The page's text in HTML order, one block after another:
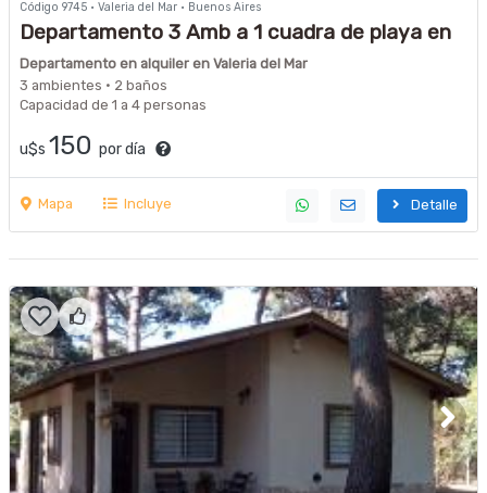
Código 9745 · Valeria del Mar · Buenos Aires
Departamento 3 Amb a 1 cuadra de playa en
Valeria del Mar con cochera
Departamento en alquiler en Valeria del Mar
3 ambientes · 2 baños
Capacidad de 1 a 4 personas
u$s 150 por día
Mapa Incluye Detalle